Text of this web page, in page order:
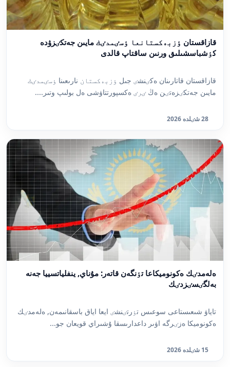
قازاقستان ٶزبەكستانعا ٶسٸمدٸك مايىن جەتكٸزۋدە
كٶشباسشىلىق ورنىن ساقتاپ قالدى
قازاقستان قاتارىنان ەكٸنشٸ جىل ٶزبەكستان نارىعىنا ٶسٸمدٸك
مايىن جەتكٸزەتٸن ەڭ ٸرٸ ەكسپورتتاۋشى ەل بولىپ وتىر....
28 شٸلدە 2026
ەلەمدٸك ەكونوميكاعا تٶنگەن قاتەر: مۇناي, ينفلياتسييا جەنە
بەلگٸسٸزدٸك
تاياۋ شىعىستاعى سوعىس تٶرتٸنشٸ ايعا اياق باسقانىمەن, ەلەمدٸك
ەكونوميكا ەزٸرگە اۋىر داعدارىسقا ۇشىراي قويعان جو...
15 شٸلدە 2026